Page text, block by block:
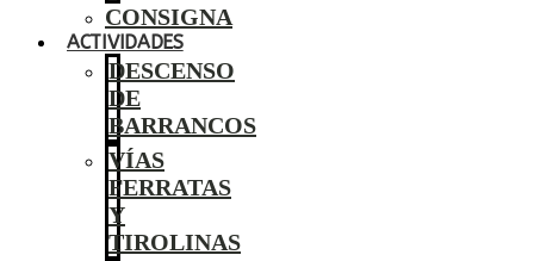
CONSIGNA
ACTIVIDADES
DESCENSO
DE
BARRANCOS
VÍAS
FERRATAS
Y
TIROLINAS